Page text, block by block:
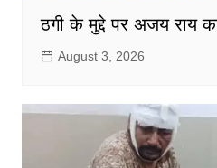
ठगी के मुद्दे पर अजय राय
August 3, 2026